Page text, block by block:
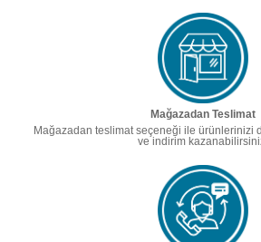
Mağazadan Teslimat
Mağazadan teslimat seçeneği ile ürünlerinizi
ve indirim